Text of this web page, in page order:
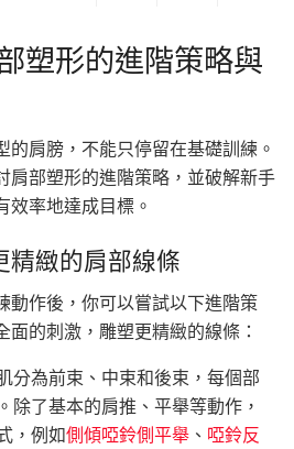
塑形的進階策略與
肩膀，不能只停留在基礎訓練。
肩部塑形的進階策略，並破解新手
效率地達成目標。
精緻的肩部線條
動作後，你可以嘗試以下進階策
的刺激，雕塑更精緻的線條：
分為前束、中束和後束，每個部
除了基本的肩推、平舉等動作，
，例如側傾啞鈴側平舉 、 啞鈴反